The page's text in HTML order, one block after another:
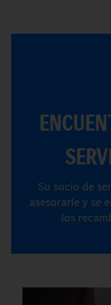
Su socio de
asesorarle y se
los